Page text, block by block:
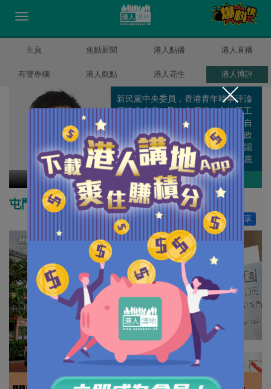
主頁 焦點新聞 港人點播 港人直播
有聲專欄 港人觀點 港人花生 港人博評
甘文鋒
新民黨中央委員，香港青年時事評論
員協會會董。剛由象牙塔走入地區工
作，遊走於理論與現實之間，不知自
己算是離地還是在地，但肯定任何政
策脫離社區都只會變成笑話，如果認
真就輸了，那就用輸家的身份走到底
吧。
作者其他博評
屯門改劃土地建屋 突顯政府部門各自為政
分享
讚好 0